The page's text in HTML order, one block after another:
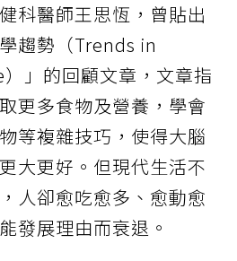
科醫師王思恆，曾貼出
趨勢（Trends in
」的回顧文章，文章指
更多食物及營養，學會
等複雜技巧，使得大腦
大更好。但現代生活不
人卻愈吃愈多、愈動愈
發展理由而衰退。